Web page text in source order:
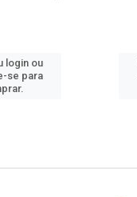
login ou
se para